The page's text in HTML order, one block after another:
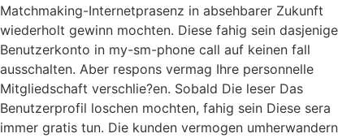
Matchmaking-Internetprasenz in absehbarer Zukunft
wiederholt gewinn mochten. Diese fahig sein dasjenige
Benutzerkonto in my-sm-phone call auf keinen fall
ausschalten. Aber respons vermag Ihre personnelle
Mitgliedschaft verschlie?en. Sobald Die leser Das
Benutzerprofil loschen mochten, fahig sein Diese sera
immer gratis tun. Die kunden vermogen umherwandern